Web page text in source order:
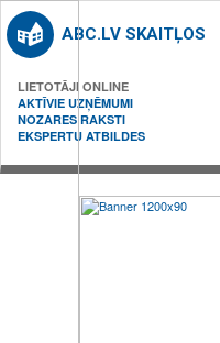
ABC.LV SKAITĻOS
LIETOTĀJI ONLINE
AKTĪVIE UZŅĒMUMI
NOZARES RAKSTI
EKSPERTU ATBILDES